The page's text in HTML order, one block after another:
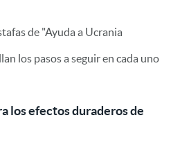
de "Ayuda a Ucrania
los pasos a seguir en cada uno
los efectos duraderos de